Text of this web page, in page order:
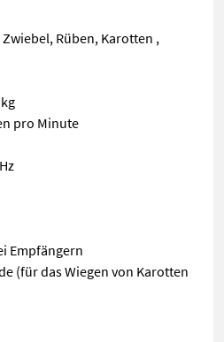
Rüben, Karotten ,
pro Minute
Empfängern
(für das Wiegen von Karotten